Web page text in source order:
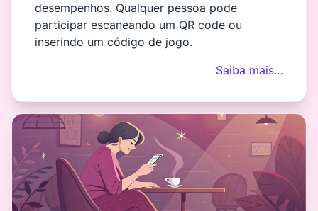
desempenhos. Qualquer pessoa pode
participar escaneando um QR code ou
inserindo um código de jogo.
Saiba mais…